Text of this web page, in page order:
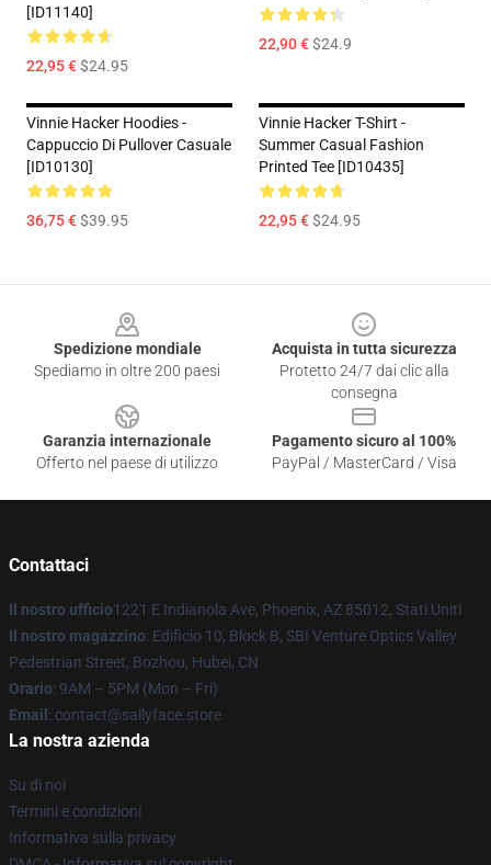
[ID11140]
22,95 €$24.95
22,90 €$24.9
Vinnie Hacker Hoodies -
Cappuccio Di Pullover Casuale
[ID10130]
36,75 €$39.95
Vinnie Hacker T-Shirt -
Summer Casual Fashion
Printed Tee [ID10435]
22,95 €$24.95
Spedizione mondiale
Spediamo in oltre 200 paesi
Acquista in tutta sicurezza
Protetto 24/7 dai clic alla
consegna
Garanzia internazionale
Offerto nel paese di utilizzo
Pagamento sicuro al 100%
PayPal / MasterCard / Visa
Contattaci
Il nostro ufficio1221 E Indianola Ave, Phoenix, AZ 85012, Stati Uniti
Il nostro magazzino: Edificio 10, Block B, SBI Venture Optics Valley
Pedestrian Street, Bozhou, Hubei, CN
Orario: 9AM – 5PM (Mon – Fri)
Email : contact@sallyface.store
La nostra azienda
Su di noi
Termini e condizioni
Informativa sulla privacy